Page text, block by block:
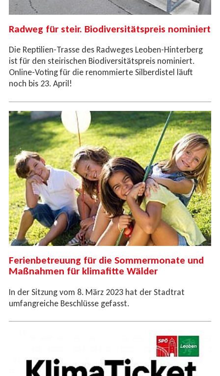
Radweg für steir. Biodiversitätspreis nominiert
Die Reptilien-Trasse des Radweges Leoben-Hinterberg
ist für den steirischen Biodiversitätspreis nominiert.
Online-Voting für die renommierte Silberdistel läuft
noch bis 23. April!
Ferienbetreuung für die Sommermonate und
Maßnahmen für klimafitte Wälder
In der Sitzung vom 8. März 2023 hat der Stadtrat
umfangreiche Beschlüsse gefasst.